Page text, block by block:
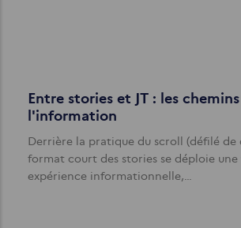
Entre stories et JT : les
l'information
Derrière la pratique du scroll (défilé de
format court des stories se déploie
expérience informationnelle,…